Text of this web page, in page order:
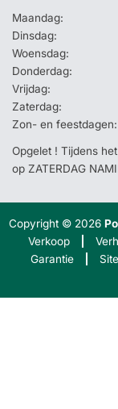
Maandag:
Dinsdag:
Woensdag:
Donderdag:
Vrijdag:
Zaterdag:
Zon- en feestdagen:
Opgelet ! Tijdens
op ZATERDAG
Copyright © 2026
Verkoop
Garantie